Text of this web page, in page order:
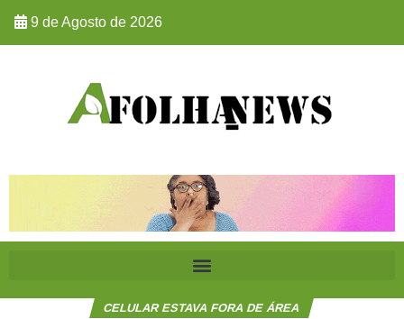
9 de Agosto de 2026
CELULAR ESTAVA FORA DE ÁREA